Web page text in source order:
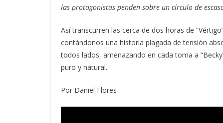
las protagonistas penden sobre un círculo de
Así transcurren las cerca de dos horas de
contándonos una historia plagada de tensión
todos lados, amenazando en cada toma a
puro y natural.
Por Daniel Flores